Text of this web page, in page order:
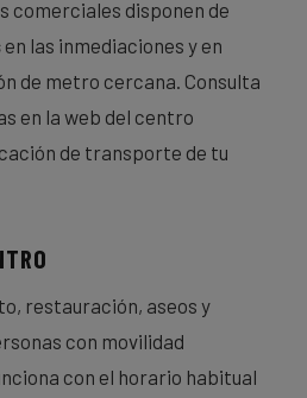
comerciales disponen de
en las inmediaciones y en
de metro cercana. Consulta
en la web del centro
de transporte de tu
restauración, aseos y
con movilidad
con el horario habitual